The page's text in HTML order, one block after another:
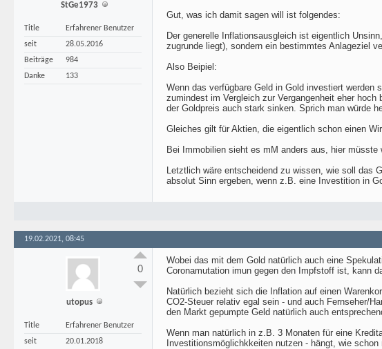
StGe1973
Title
Erfahrener Benutzer
seit
28.05.2016
Beiträge
984
Danke
133
Gut, was ich damit sagen will ist folgendes:
Der generelle Inflationsausgleich ist eigentlich
zugrunde liegt), sondern ein bestimmtes Anlageziel
Also Beipiel:
Wenn das verfügbare Geld in Gold investiert werden
zumindest im Vergleich zur Vergangenheit eher
der Goldpreis auch stark sinken. Sprich man würde
Gleiches gilt für Aktien, die eigentlich schon einen
Bei Immobilien sieht es mM anders aus, hier
Letztlich wäre entscheidend zu wissen, wie soll das
absolut Sinn ergeben, wenn z.B. eine Investition in
19.02.2021, 08:45
utopus
Title
Erfahrener Benutzer
seit
20.01.2018
0
Wobei das mit dem Gold natürlich auch eine
Coronamutation imun gegen den Impfstoff ist, kann
Natürlich bezieht sich die Inflation auf einen
CO2-Steuer relativ egal sein - und auch Fernseher/
den Markt gepumpte Geld natürlich auch
Wenn man natürlich in z.B. 3 Monaten für eine
Investitionsmöglichkkeiten nutzen - hängt, wie